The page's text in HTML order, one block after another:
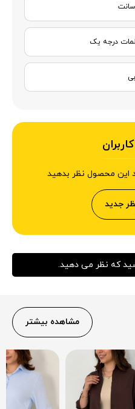
درجه یک
این محصول نظر بدهید
جدید
که نظر می دهید.
مشاهده بیشتر